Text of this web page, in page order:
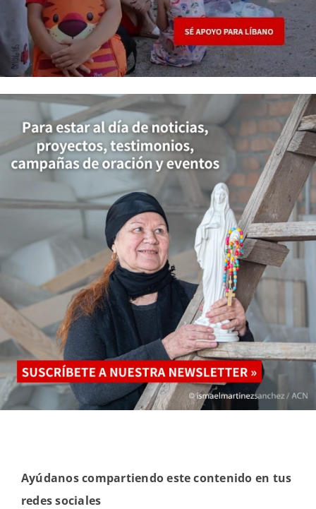
Ayúdanos compartiendo este contenido en tus
redes sociales